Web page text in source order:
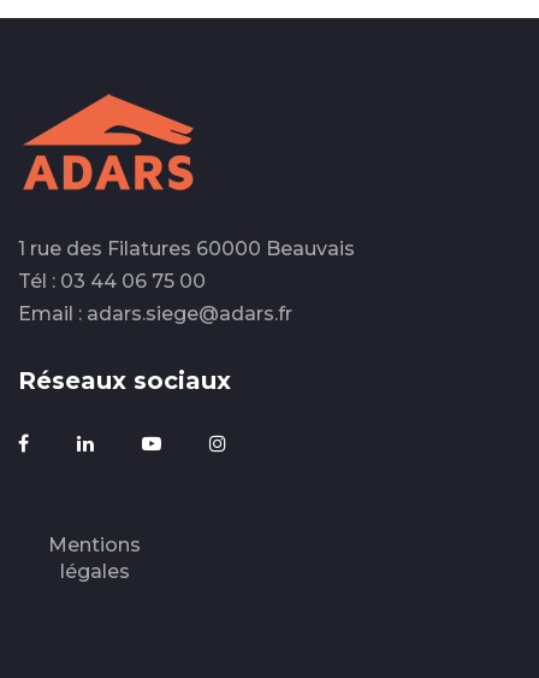
1 rue des Filatures 60000 Beauvais
Tél : 03 44 06 75 00
Email : adars.siege@adars.fr
Réseaux sociaux
Mentions
légales